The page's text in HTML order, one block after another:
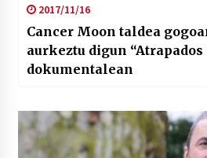
2017/11/16
Cancer Moon taldea
aurkeztu digun
dokumentalean